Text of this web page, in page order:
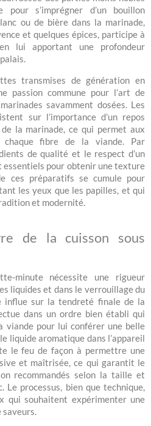
pour s’imprégner d’un bouillon
ou de bière dans la marinade,
et quelques épices, participe à
lui apportant une profondeur
transmises de génération en
passion commune pour l’art de
savamment dosées. Les
sur l’importance d’un repos
la marinade, ce qui permet aux
fibre de la viande. Par
de qualité et le respect d’un
essentiels pour obtenir une texture
ces préparatifs se cumule pour
les yeux que les papilles, et qui
et modernité.
de la cuisson sous
minute nécessite une rigueur
liquides et dans le verrouillage du
influe sur la tendreté finale de la
dans un ordre bien établi qui
viande pour lui conférer une belle
liquide aromatique dans l’appareil
le feu de façon à permettre une
et maîtrisée, ce qui garantit le
recommandés selon la taille et
Le processus, bien que technique,
qui souhaitent expérimenter une
saveurs.